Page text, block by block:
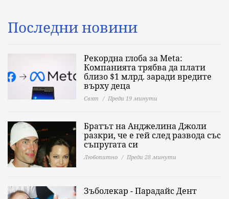
Последни новини
Рекордна глоба за Meta:
Компанията трябва да плати
близо $1 млрд. заради вредите
върху деца
Свят Преди 19 минути
Братът на Анджелина Джоли
разкри, че е гей след развода със
съпругата си
Любопитно Преди 28 минути
Зъболекар - Парадайс Дент